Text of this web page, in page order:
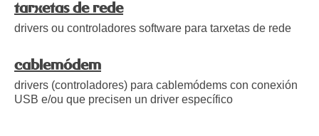
tarxetas de rede
drivers ou controladores software para tarxetas de rede
cablemódem
drivers (controladores) para cablemódems con conexión
USB e/ou que precisen un driver específico